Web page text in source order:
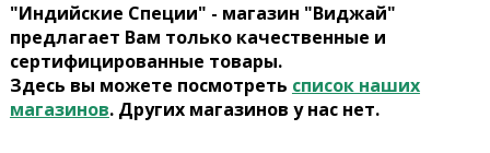
"Индийские Специи" - магазин "Виджай"
предлагает Вам только качественные и
сертифицированные товары.
Здесь вы можете посмотреть список наших
магазинов. Других магазинов у нас нет.